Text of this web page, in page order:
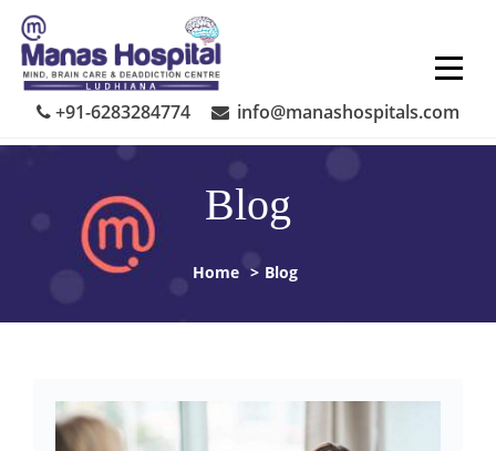
Skip
content
+91-6283284774
info@manashospitals.com
Blog
Home > Blog